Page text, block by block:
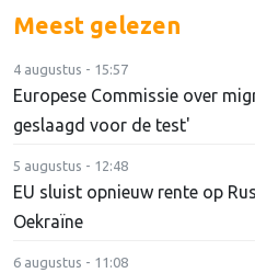
Meest gelezen
4 augustus - 15:57
Europese Commissie over
geslaagd voor de test'
5 augustus - 12:48
EU sluist opnieuw rente op
Oekraïne
6 augustus - 11:08